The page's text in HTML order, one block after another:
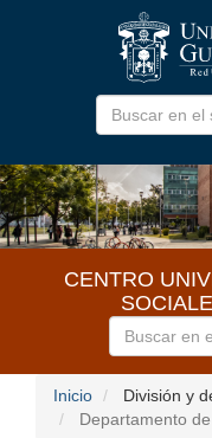
CENTRO
Inicio
División y
Departamento